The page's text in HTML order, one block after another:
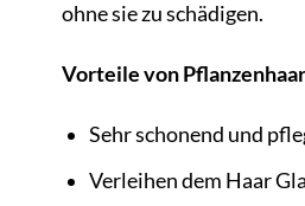
ohne sie zu schädigen.
Vorteile von
Sehr schonend und
Verleihen dem Haar